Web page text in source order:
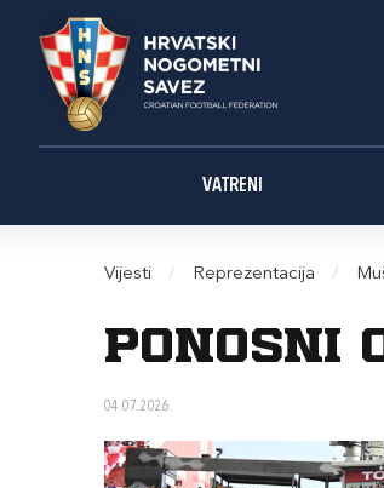
VATRENI
Vijesti / Reprezentacija /
Ponosni
04.07.2026.